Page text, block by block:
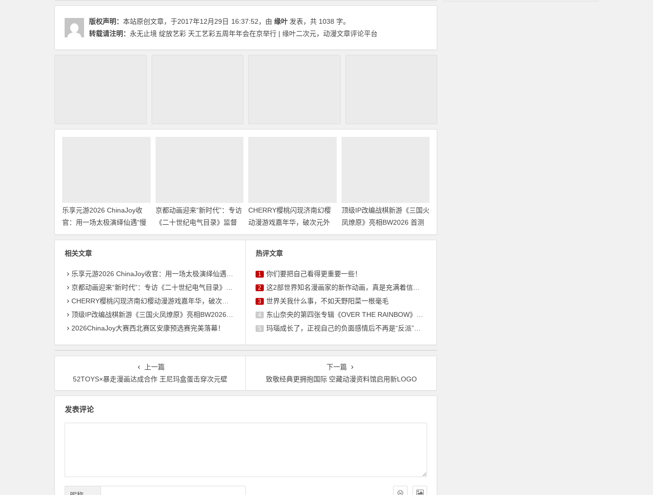
版权声明： 本站原创文章，于2017年12月29日 16:37:52，由 缘叶 发表，共 1038 字。
转载请注明： 永无止境 绽放艺彩 天工艺彩五周年年会在京举行 | 缘叶二次元，动漫文章评论平台
乐享元游2026 ChinaJoy收
官：用一场太极演绎仙遇“慢
仙侠”
京都动画迎来“新时代”：专访
《二十世纪电气目录》监督
和制片人
CHERRY樱桃闪现济南幻樱
动漫游戏嘉年华，破次元外
设和电竞体验圈粉年轻人
顶级IP改编战棋新游《三国火
凤燎原》亮相BW2026 首测
招募火热开启
相关文章
乐享元游2026 ChinaJoy收官：用一场太极演绎仙遇“慢仙侠”
京都动画迎来“新时代”：专访《二十世纪电气目录》监督和制片人
CHERRY樱桃闪现济南幻樱动漫游戏嘉年华，破次元外设和电竞体验圈粉年轻人
顶级IP改编战棋新游《三国火凤燎原》亮相BW2026 首测招募火热开启
2026ChinaJoy大赛西北赛区安康预选赛完美落幕！
热评文章
1 你们要把自己看得更重要一些！
2 这2部世界知名漫画家的新作动画，真是充满着信任感呢
3 世界关我什么事，不如天野阳菜一根毫毛
4 东山奈央的第四张专辑《OVER THE RAINBOW》将于10月7日发售
5 玛瑙成长了，正视自己的负面感情后不再是“反派”角色了
上一篇
52TOYS×暴走漫画达成合作 王尼玛盒蛋击穿次元壁
下一篇
致敬经典更拥抱国际 空藏动漫资料馆启用新LOGO
发表评论